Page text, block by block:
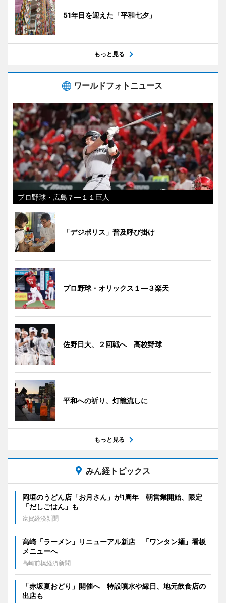
51年目を迎えた「平和七夕」
もっと見る
ワールドフォトニュース
プロ野球・広島７―１１巨人
「デジポリス」普及呼び掛け
プロ野球・オリックス１―３楽天
佐野日大、２回戦へ 高校野球
平和への祈り、灯籠流しに
もっと見る
みん経トピックス
岡垣のうどん店「お月さん」が1周年 朝営業開始、限定
「だしごはん」も
遠賀経済新聞
高崎「ラーメン」リニューアル新店 「ワンタン麺」看板
メニューへ
高崎前橋経済新聞
「赤坂夏おどり」開催へ 特設噴水や縁日、地元飲食店の
出店も